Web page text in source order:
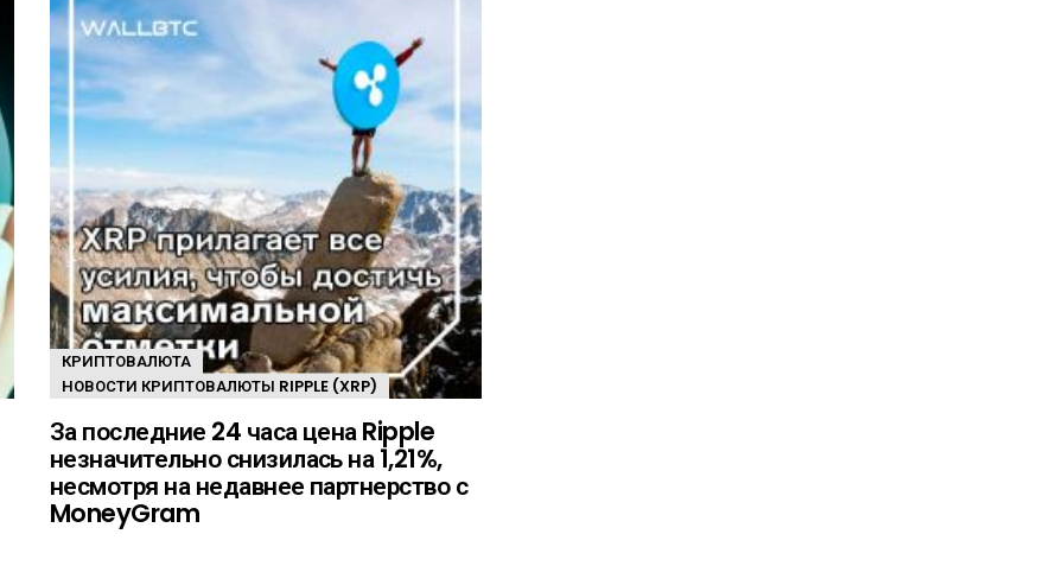
КРИПТОВАЛЮТА
НОВОСТИ КРИПТОВАЛЮТЫ RIPPLE (XRP)
За последние 24 часа цена Ripple
незначительно снизилась на 1,21%,
несмотря на недавнее партнерство с
MoneyGram